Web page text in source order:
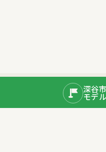
深谷
モデ